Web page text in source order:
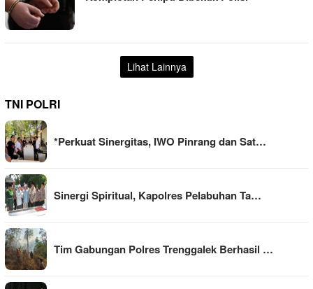
Lihat Lainnya
TNI POLRI
*Perkuat Sinergitas, IWO Pinrang dan Sat…
Sinergi Spiritual, Kapolres Pelabuhan Ta…
Tim Gabungan Polres Trenggalek Berhasil …